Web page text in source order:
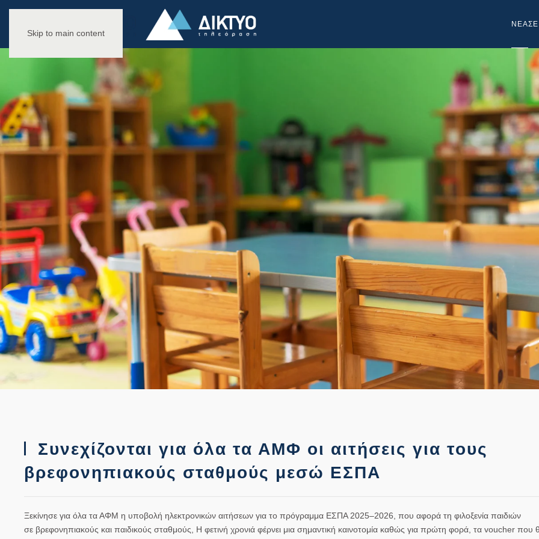
Skip to main content
NEA
Συνεχίζονται για όλα τα ΑΜΦ οι αιτήσεις για τους
βρεφονηπιακούς σταθμούς μεσώ ΕΣΠΑ
Ξεκίνησε για όλα τα ΑΦΜ η υποβολή ηλεκτρονικών αιτήσεων για το πρόγραμμα ΕΣΠΑ 2025–2026 που αφορά τη φιλοξενία παιδιών
σε βρεφονηπιακούς και παιδικούς σταθμούς Η φετινή χρονιά φέρνει μια σημαντική καινοτομία καθώς για πρώτη φορά, τα voucher που